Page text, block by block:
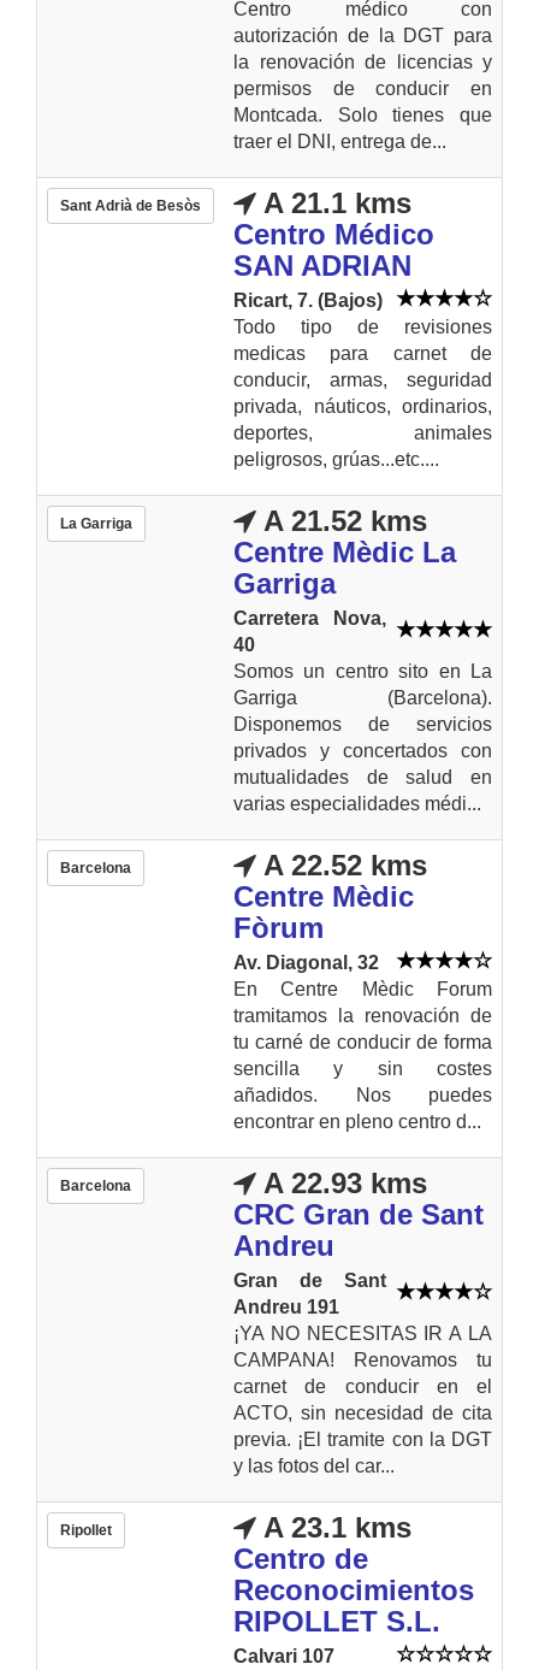
Centro médico con
autorización de la DGT para
la renovación de licencias y
permisos de conducir en
Montcada. Solo tienes que
traer el DNI, entrega de...
Sant Adrià de Besòs
A 21.1 kms
Centro Médico
SAN ADRIAN
Ricart, 7. (Bajos)
Todo tipo de revisiones
medicas para carnet de
conducir, armas, seguridad
privada, náuticos, ordinarios,
deportes, animales
peligrosos, grúas...etc....
La Garriga
A 21.52 kms
Centre Mèdic La
Garriga
Carretera Nova,
40
Somos un centro sito en La
Garriga (Barcelona).
Disponemos de servicios
privados y concertados con
mutualidades de salud en
varias especialidades médi...
Barcelona
A 22.52 kms
Centre Mèdic
Fòrum
Av. Diagonal, 32
En Centre Mèdic Forum
tramitamos la renovación de
tu carné de conducir de forma
sencilla y sin costes
añadidos. Nos puedes
encontrar en pleno centro d...
Barcelona
A 22.93 kms
CRC Gran de Sant
Andreu
Gran de Sant
Andreu 191
¡YA NO NECESITAS IR A LA
CAMPANA! Renovamos tu
carnet de conducir en el
ACTO, sin necesidad de cita
previa. ¡El tramite con la DGT
y las fotos del car...
Ripollet
A 23.1 kms
Centro de
Reconocimientos
RIPOLLET S.L.
Calvari 107